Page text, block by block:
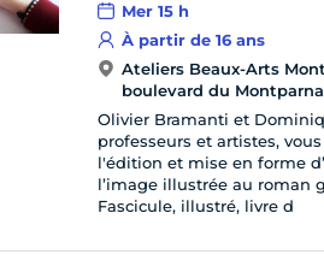
Mer 15 h
À partir de 16 ans
Ateliers Beaux-Arts
boulevard du
Olivier Bramanti et
professeurs et artistes,
l'édition et mise en forme
l’image illustrée au roman
Fascicule, illustré, livre d